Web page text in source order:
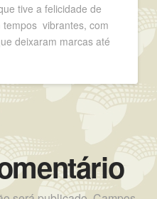
tive a felicidade de
vibrantes, com
deixaram marcas até